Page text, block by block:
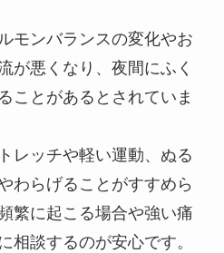
モンバランスの変化やお
が悪くなり、夜間にふく
ことがあるとされていま
レッチや軽い運動、ぬる
わらげることがすすめら
繁に起こる場合や強い痛
相談するのが安心です。